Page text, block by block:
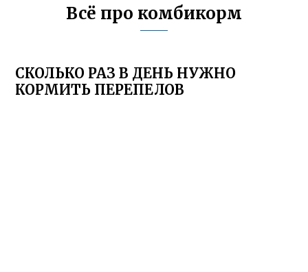
Всё про комбикорм
СКОЛЬКО РАЗ В ДЕНЬ НУЖНО
КОРМИТЬ ПЕРЕПЕЛОВ